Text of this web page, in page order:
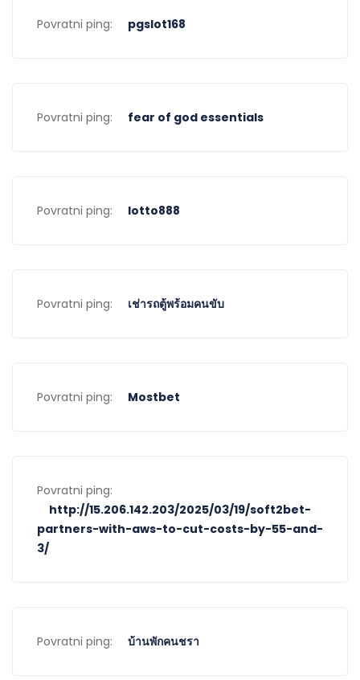
Povratni ping: pgslot168
Povratni ping: fear of god essentials
Povratni ping: lotto888
Povratni ping: เช่ารถตู้พร้อมคนขับ
Povratni ping: Mostbet
Povratni ping:
http://15.206.142.203/2025/03/19/soft2bet-
partners-with-aws-to-cut-costs-by-55-and-
3/
Povratni ping: บ้านพักคนชรา